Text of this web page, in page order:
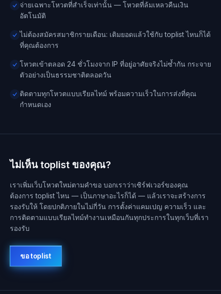
จ่ายเฉพาะโหวตที่สำเร็จเท่านั้น — โหวตที่ล้มเหลวคืนเงิน
อัตโนมัติ
ไม่ต้องสมัครสมาชิกรายเดือน: เติมยอดแล้วใช้กับ toplist ไหนก็ได้
ที่คุณต้องการ
โหวตเข้าตลอด 24 ชั่วโมงจาก IP ที่อยู่อาศัยจริงไม่ซ้ำกัน กระจาย
ตัวอย่างเป็นธรรมชาติตลอดวัน
ติดตามทุกโหวตแบบเรียลไทม์ พร้อมความเร็วในการส่งที่คุณ
กำหนดเอง
ไม่เห็น toplist ของคุณ?
เราเพิ่มเว็บโหวตใหม่ตามคำขอ บอกเราว่าเซิร์ฟเวอร์ของคุณ
ต้องการ toplist ไหน — เป็นภาษาอะไรก็ได้ — แล้วเราจะสร้างการ
รองรับให้ โดยปกติภายในไม่กี่วัน การตั้งค่าแคมเปญ ความเร็ว และ
การติดตามแบบเรียลไทม์ทำงานเหมือนกันทุกประการในทุกเว็บที่เรา
รองรับ
ขอ toplist